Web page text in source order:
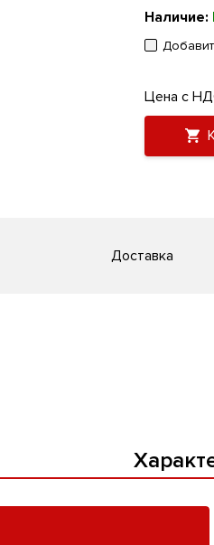
Наличие:
Цена с
Доставка